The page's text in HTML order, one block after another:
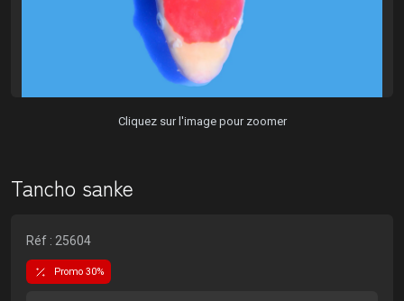
Cliquez sur l'image pour zoomer
Tancho sanke
Réf : 25604
Promo 30%